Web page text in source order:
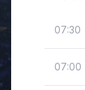
07:30
07:00